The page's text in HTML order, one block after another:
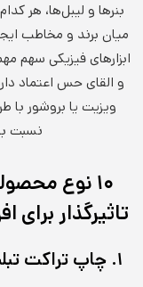
بنرها و لیبل‌ها، هر
میان برند و مخاطب
ابزارهای فیزیکی سهم
و القای حس اعتماد
ویزیت یا بروشور با
نسبت
۱۰ نوع
تاثیرگذار
۱. چاپ تراکت